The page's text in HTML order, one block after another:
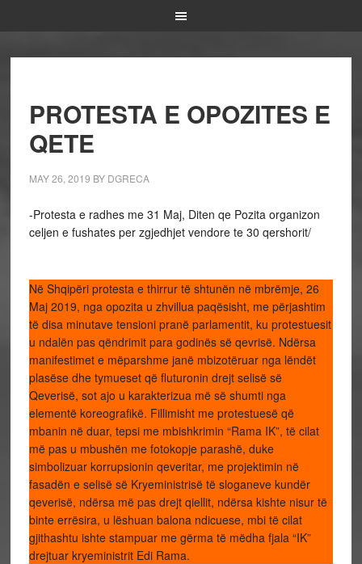
PROTESTA E OPOZITES E
QETE
MAY 26, 2019 BY DGRECA
-Protesta e radhes me 31 Maj, Diten qe Pozita organizon
celjen e fushates per zgjedhjet vendore te 30 qershorit/
Në Shqipëri protesta e thirrur të shtunën në mbrëmje, 26
Maj 2019, nga opozita u zhvillua paqësisht, me përjashtim
të disa minutave tensioni pranë parlamentit, ku protestuesit
u ndalën pas qëndrimit para godinës së qevrisë. Ndërsa
manifestimet e mëparshme janë mbizotëruar nga lëndët
plasëse dhe tymueset që fluturonin drejt selisë së
Qeverisë, sot ajo u karakterizua më së shumti nga
elementë koreografikë. Fillimisht me protestuesë që
mbanin në duar, tepsi me mbishkrimin “Rama IK”, të cilat
më pas u mbushën me fotokopje parashë, duke
simbolizuar korrupsionin qeveritar, me projektimin në
fasadën e selisë së Kryeministrisë të sloganeve kundër
qeverisë, ndërsa më pas drejt qiellit, ndërsa kishte nisur të
binte errësira, u lëshuan balona ndicuese, mbi të cilat
gjithashtu ishte stampuar me gërma të mëdha fjala “IK”
drejtuar kryeministrit Edi Rama.